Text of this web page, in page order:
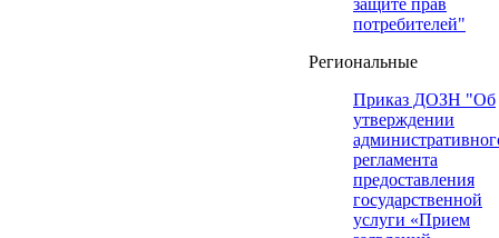
защите прав
потребителей"
Региональные
Приказ ДОЗН "Об
утверждении
регламента
предоставления
государственной
услуги «Прием